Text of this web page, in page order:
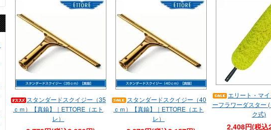
スタンダードスクイジー（35
ｃｍ）【真鍮】｜ETTORE（エト
レ）
スタンダードスクイジー（40
ｃｍ）【真鍮】｜ETTORE（エト
レ）
エリート・マ
ーフラワーダスター
ク式)
2,408円(税込